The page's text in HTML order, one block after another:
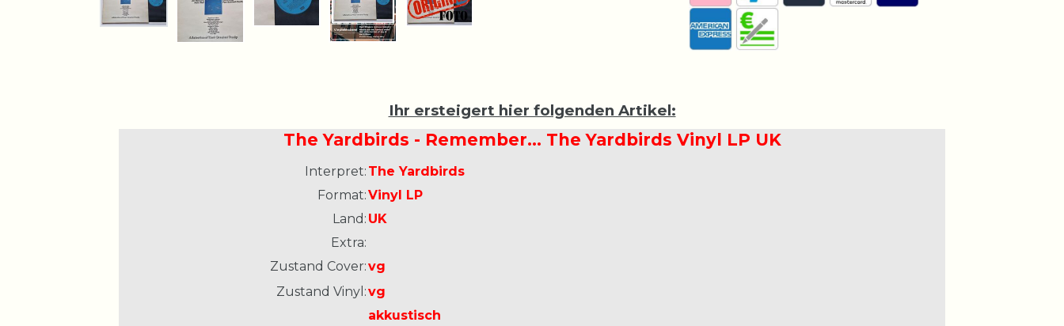
Ihr ersteigert hier folgenden Artikel:
The Yardbirds - Remember... The Yardbirds Vinyl LP UK
Interpret: The Yardbirds
Format:Vinyl LP
Land: UK
Extra:
Zustand Cover:vg
Zustand Vinyl:vg
akkustisch